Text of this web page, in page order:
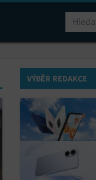
VÝBĚR REDAKCE